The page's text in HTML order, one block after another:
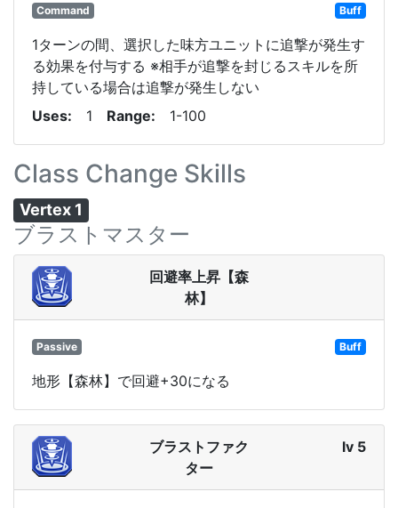
Command Buff
1ターンの間、選択した味方ユニットに追撃が発生す
る効果を付与する ※相手が追撃を封じるスキルを所
持している場合は追撃が発生しない
Uses
1 Range 1-100
Class Change Skills
Vertex 1
ブラストマスター
回避率上昇【森
林】
Passive Buff
地形【森林】で回避+30になる
ブラストファク
ター
lv 5